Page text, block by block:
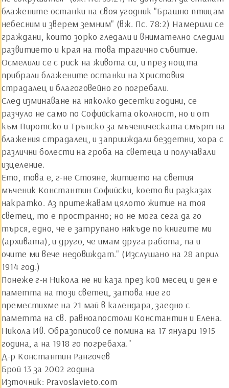
блажените останки на своя угодник "Брашно птицам
небесним и зверем земним" (вж. Пс. 78:2) Намерили се
граждани, които зорко гледали и внимателно следили
развитието и края на това трагично събитие.
Осмелили се с риск на живота си, и през нощта
прибрали блажените останки на Христовия
страдалец и благоговейно го погребали.
След изминаване на няколко десетки години, се
разчуло не само по Софийската околност, но и от
към Пиротско и Трънско за мъченическата смърт на
блажения страдалец, и заприиждали бездетни, хора с
различни болести на гроба на светеца и получавали
изцеление.
Ето, това е, г-не Стояне, житието на светия
мъченик Константин Софийски, което ви разказах
накратко. Аз притежавам цялото житие на тоя
светец, то е пространно; но не мога сега да го
търся, едно, че е затрупано някъде по книгите ми
(архивата), и друго, че имам друга работа, па и
очите ми вече недовиждат." (Изслушано на 28 април
1914 год.)
Понеже г-н Никола не ни каза през кой месец и ден е
паметта на този светец, затова ние го
преместихме на 21 май в календара, заедно с
паметта на св. равноапостоли Константин и Елена.
Никола Ив. Образописов се помина на 17 януари 1915
година, а на 1918 го погребаха."
Д-р Константин Рангочев
Брой 13 за 2002 година
Източник: Pravoslavieto.com